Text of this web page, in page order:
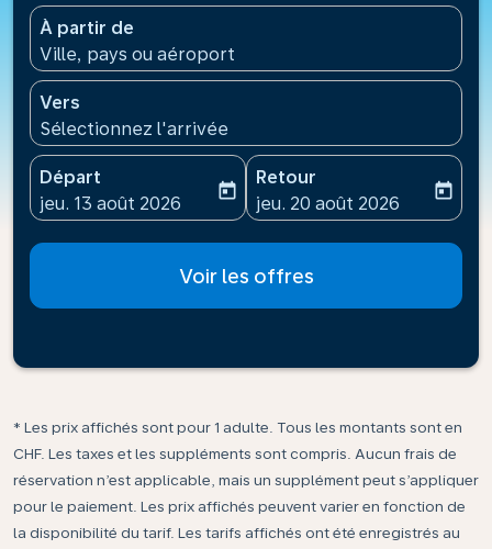
À partir de
Ville, pays ou aéroport
Vers
Sélectionnez l'arrivée
Départ
fc-booking-departure-date-aria-label
jeu. 13 août 2026
today
Retour
fc-booking-return-date-
jeu. 20 août 2026
today
Voir les offres
* Les prix affichés sont pour 1 adulte. Tous les montants sont en
CHF. Les taxes et les suppléments sont compris. Aucun frais de
réservation n’est applicable, mais un supplément peut s’appliquer
pour le paiement. Les prix affichés peuvent varier en fonction de
la disponibilité du tarif. Les tarifs affichés ont été enregistrés au